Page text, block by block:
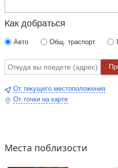
Как добраться
Авто Общ. траспорт
От текущего местоположения
От точки на карте
Места поблизости